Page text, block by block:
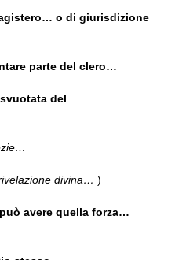
o di giurisdizione
parte del clero…
del
divina… )
avere quella forza…